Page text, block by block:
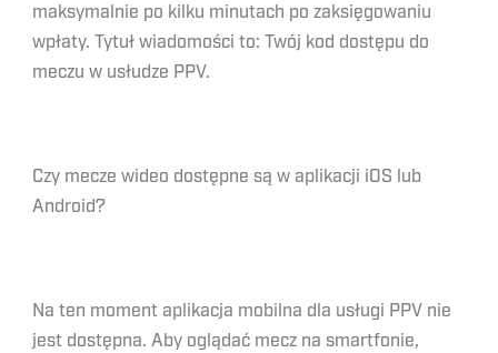
maksymalnie po kilku minutach po zaksięgowaniu
wpłaty. Tytuł wiadomości to: Twój kod dostępu do
meczu w usłudze PPV.
Czy mecze wideo dostępne są w aplikacji iOS lub
Android?
Na ten moment aplikacja mobilna dla usługi PPV nie
jest dostępna. Aby oglądać mecz na smartfonie,